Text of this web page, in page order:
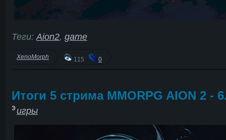
Теги: Aion2, game
XenoMorph 115 0
Итоги 5 стрима MMORPG AION 2 -
игры